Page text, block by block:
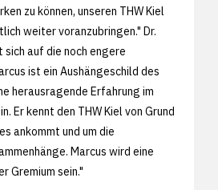
zu können, unseren THW Kiel
weiter voranzubringen." Dr.
auf die noch engere
ist ein Aushängeschild des
herausragende Erfahrung im
Er kennt den THW Kiel von Grund
ankommt und um die
Marcus wird eine
Gremium sein."